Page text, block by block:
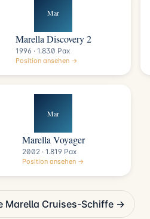
Mar
Marella Discovery 2
1996 · 1.830 Pax
Position ansehen →
Mar
Marella Voyager
2002 · 1.819 Pax
Position ansehen →
Marella Cruises-Schiffe →